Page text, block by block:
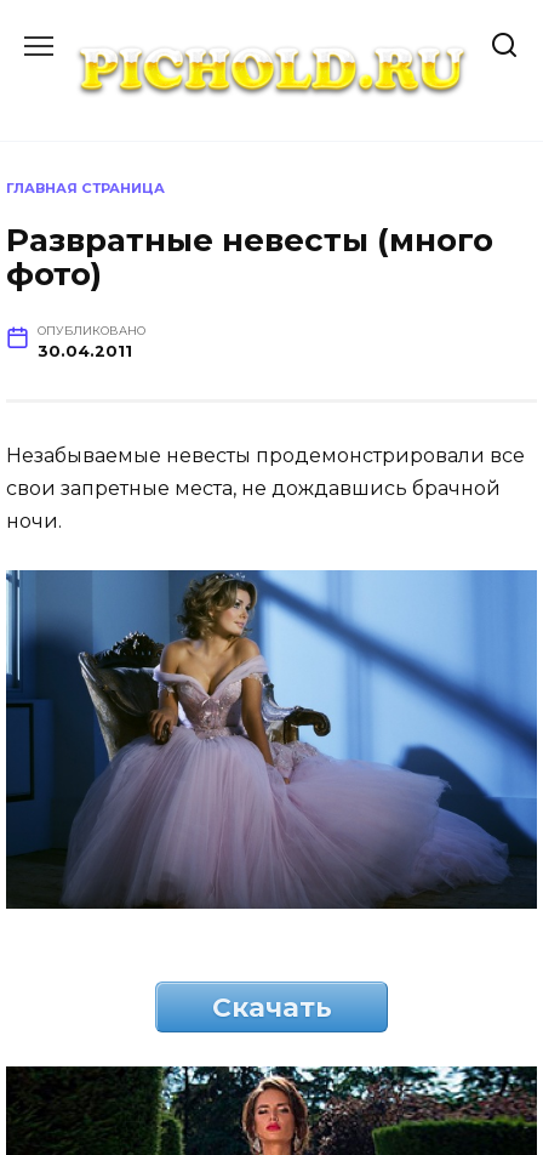
содержанию
ГЛАВНАЯ СТРАНИЦА
Развратные невесты (много
фото)
ОПУБЛИКОВАНО
30.04.2011
Незабываемые невесты продемонстрировали все
свои запретные места, не дождавшись брачной
ночи.
Скачать